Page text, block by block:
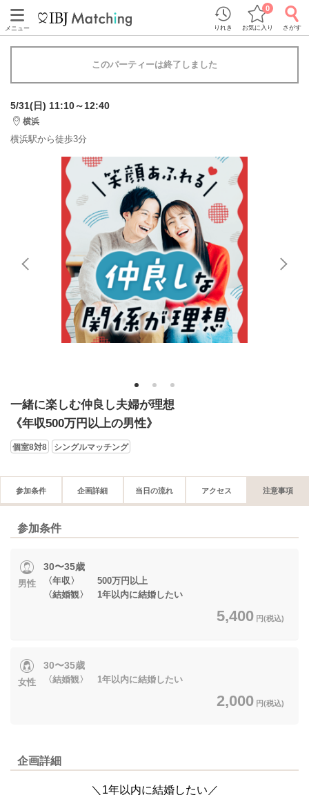
メニュー りれき お気に入り
0
さがす
このパーティーは終了しました
5/31(日) 11:10～12:40
横浜
横浜駅から徒歩3分
1 2 3
一緒に楽しむ仲良し夫婦が理想
《年収500万円以上の男性》
個室8対8 シングルマッチング
参加条件 企画詳細 当日の流れ アクセス 注意事項
参加条件
男性
30〜35歳
〈年収〉 500万円以上
〈結婚観〉 1年以内に結婚したい
5,400 円(税込)
女性
30〜35歳
〈結婚観〉 1年以内に結婚したい
2,000 円(税込)
企画詳細
＼1年以内に結婚したい／